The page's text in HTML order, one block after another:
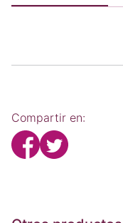
Compartir en: